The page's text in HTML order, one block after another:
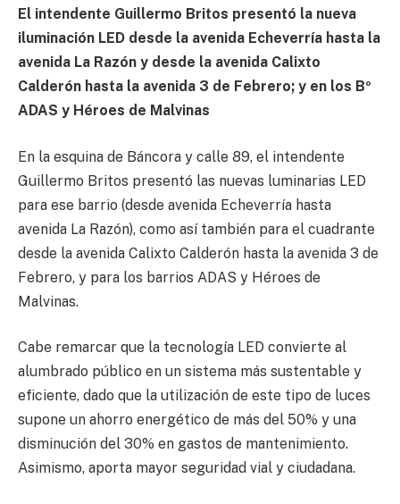
El intendente Guillermo Britos presentó la nueva
iluminación LED desde la avenida Echeverría hasta la
avenida La Razón y desde la avenida Calixto
Calderón hasta la avenida 3 de Febrero; y en los Bº
ADAS y Héroes de Malvinas
En la esquina de Báncora y calle 89, el intendente
Guillermo Britos presentó las nuevas luminarias LED
para ese barrio (desde avenida Echeverría hasta
avenida La Razón), como así también para el cuadrante
desde la avenida Calixto Calderón hasta la avenida 3 de
Febrero, y para los barrios ADAS y Héroes de
Malvinas.
Cabe remarcar que la tecnología LED convierte al
alumbrado público en un sistema más sustentable y
eficiente, dado que la utilización de este tipo de luces
supone un ahorro energético de más del 50% y una
disminución del 30% en gastos de mantenimiento.
Asimismo, aporta mayor seguridad vial y ciudadana.